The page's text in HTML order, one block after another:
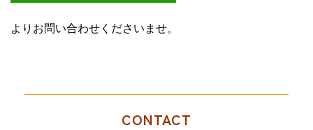
よりお問い合わせくださいませ。
CONTACT